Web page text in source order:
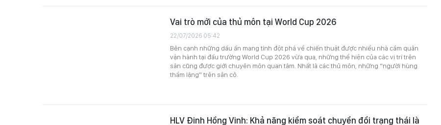
Vai trò mới của thủ môn tại World Cup 2026
22/07/2026 05:42
Bên cạnh những dấu ấn mang tính đột phá về chiến thuật được nhiều nhà cầm quân
vận hành tại đấu trường World Cup 2026 vừa qua, những thể hiện của các vị trí trên
sân cũng được giới chuyên môn quan tâm. Nhất là các thủ môn, những “người hùng
thầm lặng” trên sân cỏ.
HLV Đinh Hồng Vinh: Khả năng kiểm soát chuyển đổi trạng thái là